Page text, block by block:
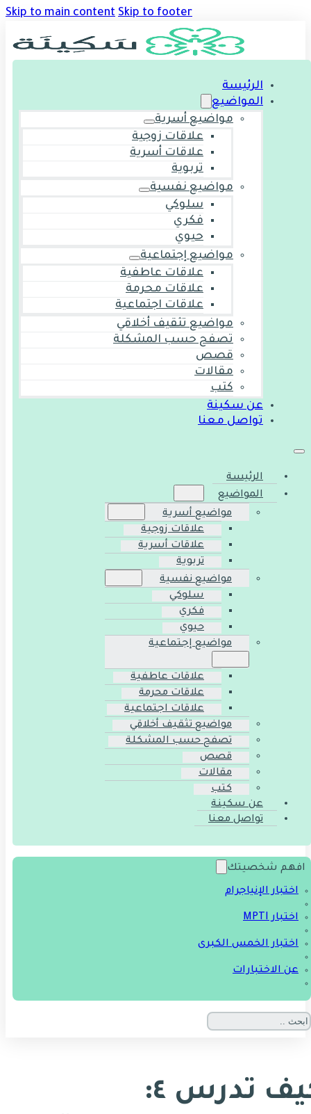
Skip to main content Skip to footer
الرئيسة
المواضيع
مواضيع أسرية
علاقات زوجية
علاقات أسرية
تربوية
مواضيع نفسية
سلوكي
فكري
حيوي
مواضيع إجتماعية
علاقات عاطفية
علاقات محرمة
علاقات اجتماعية
مواضيع تثقيف أخلاقي
تصفح حسب المشكلة
قصص
مقالات
كتب
عن سكينة
تواصل معنا
الرئيسة
المواضيع
مواضيع أسرية
علاقات زوجية
علاقات أسرية
تربوية
مواضيع نفسية
سلوكي
فكري
حيوي
مواضيع إجتماعية
علاقات عاطفية
علاقات محرمة
علاقات اجتماعية
مواضيع تثقيف أخلاقي
تصفح حسب المشكلة
قصص
مقالات
كتب
عن سكينة
تواصل معنا
افهم شخصيتك
اختبار الإنياجرام
اختبار MPTI
اختبار الخمس الكبرى
عن الاختبارات
كيف تدرس ٤: